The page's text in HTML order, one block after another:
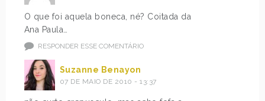
O que foi aquela boneca, né? Coitada da
Ana Paula…
RESPONDER ESSE COMENTÁRIO
Suzanne Benayon
07 DE MAIO DE 2010 - 13:37